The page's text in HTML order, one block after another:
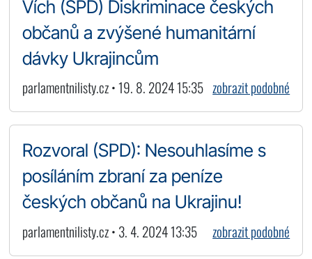
Vích (SPD) Diskriminace českých
občanů a zvýšené humanitární
dávky Ukrajincům
parlamentnilisty.cz • 19. 8. 2024 15:35 zobrazit podobné
Rozvoral (SPD): Nesouhlasíme s
posíláním zbraní za peníze
českých občanů na Ukrajinu!
parlamentnilisty.cz • 3. 4. 2024 13:35 zobrazit podobné